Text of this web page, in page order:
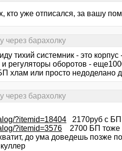
кто уже отписался, за вашу
через барахолку
тихий системник - это
и регуляторы оборотов -
хлам или просто недоделано
через барахолку
?itemid=18404 2170руб с
?itemid=3576 2700 БП тоже
до ума доведешь позже